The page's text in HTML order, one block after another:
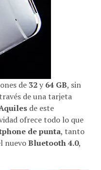
de 32y 64 GB, sin
de una tarjeta
de este
ofrece todo lo que
de punta, tanto
nuevoBluetooth 4.0,